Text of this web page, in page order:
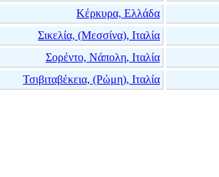
Κέρκυρα, Ελλάδα
Σικελία, (Μεσσίνα), Ιταλία
Σορέντο, Νάπολη, Ιταλία
Τσιβιταβέκεια, (Ρώμη), Ιταλία